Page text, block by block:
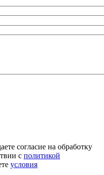
согласие на обработку
с политикой
условия